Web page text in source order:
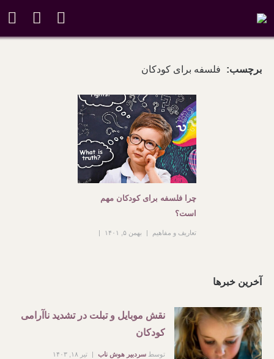
برچسب: فلسفه برای کودکان
چرا فلسفه برای کودکان مهم
است؟
تعاریف و مفاهیم
بهمن ۵, ۱۴۰۱
آخرین خبرها
نقش موبایل و تبلت در تشدید ناآرامی
کودکان
توسط سردبیر هوش ناب تیر ۱۸, ۱۴۰۳